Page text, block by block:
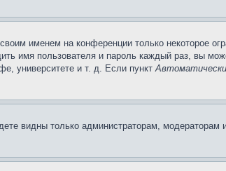
именем на конференции только некоторое
имя пользователя и пароль каждый раз, вы
университете и т. д. Если пункт
видны только администраторам,